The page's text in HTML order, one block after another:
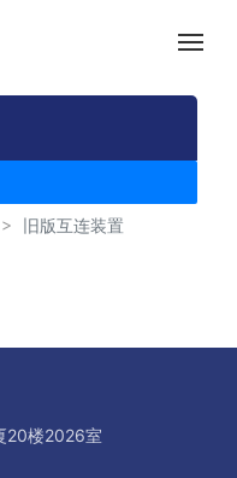
旧版互连装置
20楼2026室